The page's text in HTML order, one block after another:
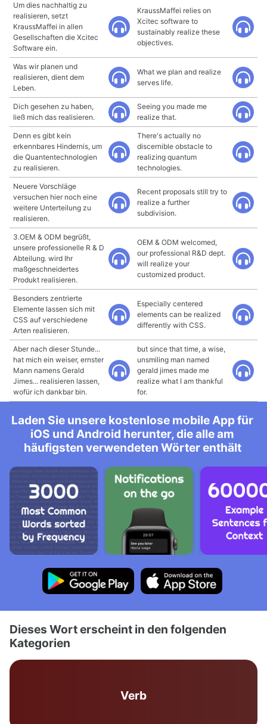
Um dies nachhaltig zu
realisieren, setzt
KraussMaffei in allen
Gesellschaften die Xcitec
Software ein.
KraussMaffei relies on
Xcitec software to
sustainably realize these
objectives.
Was wir planen und
realisieren, dient dem
Leben.
What we plan and realize
serves life.
Dich gesehen zu haben,
ließ mich das realisieren.
Seeing you made me
realize that.
Denn es gibt kein
erkennbares Hindernis, um
die Quantentechnologien
zu realisieren.
There's actually no
discernible obstacle to
realizing quantum
technologies.
Neuere Vorschläge
versuchen hier noch eine
weitere Unterteilung zu
realisieren.
Recent proposals still try to
realize a further
subdivision.
3.OEM & ODM begrüßt,
unsere professionelle R & D
Abteilung. wird Ihr
maßgeschneidertes
Produkt realisieren.
OEM & ODM welcomed,
our professional R&D dept.
will realize your
customized product.
Besonders zentrierte
Elemente lassen sich mit
CSS auf verschiedene
Arten realisieren.
Especially centered
elements can be realized
differently with CSS.
Aber nach dieser Stunde...
hat mich ein weiser, ernster
Mann namens Gerald
Jimes... realisieren lassen,
wofür ich dankbar bin.
but since that time, a wise,
unsmiling man named
gerald jimes made me
realize what I am thankful
for.
Laden Sie unsere kostenlose mobile App für
iOS und Android herunter, die alle am
häufigsten verwendeten Wörter enthält
Dieses Wort erscheint in den folgenden
Kategorien
Verb